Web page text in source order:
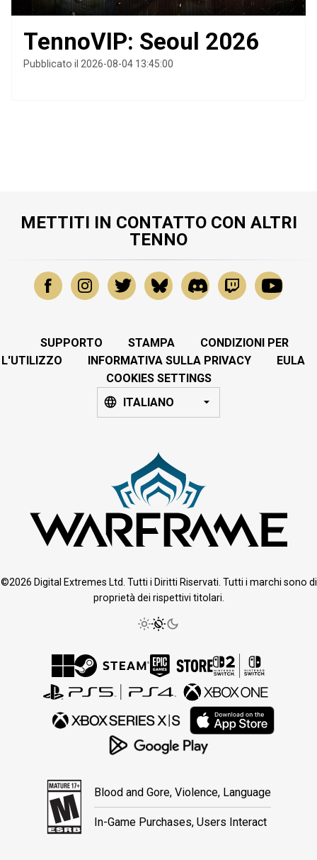
TennoVIP: Seoul 2026
Pubblicato il 2026-08-04 13:45:00
METTITI IN CONTATTO CON ALTRI
TENNO
SUPPORTO STAMPA
CONDIZIONI PER
L'UTILIZZO
INFORMATIVA SULLA PRIVACY
EULA
COOKIES SETTINGS
ITALIANO
©2026 Digital Extremes Ltd. Tutti i Diritti Riservati. Tutti i marchi sono di
proprietà dei rispettivi titolari.
Blood and Gore, Violence, Language
In-Game Purchases, Users Interact